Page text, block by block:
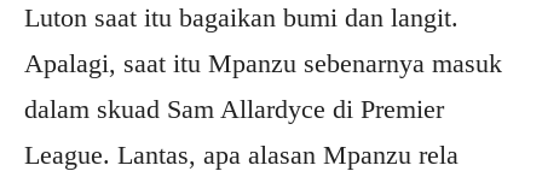
Luton saat itu bagaikan bumi dan langit.
Apalagi, saat itu Mpanzu sebenarnya masuk
dalam skuad Sam Allardyce di Premier
League. Lantas, apa alasan Mpanzu rela